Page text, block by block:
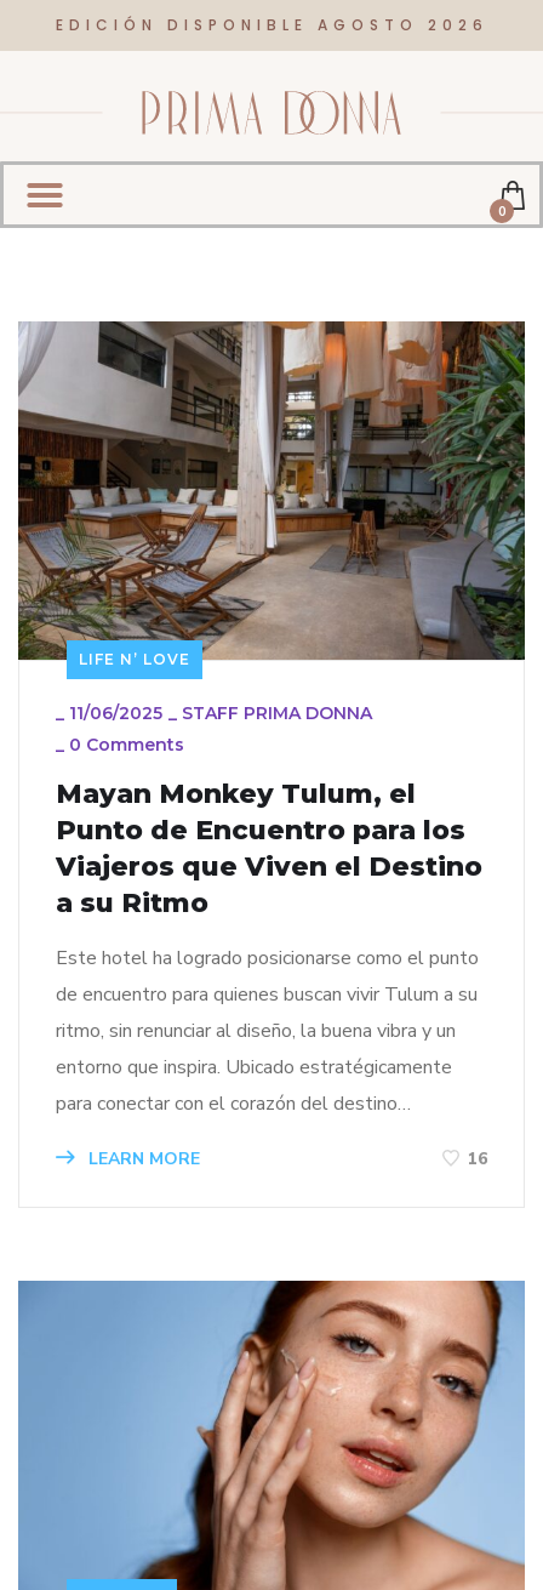
EDICIÓN DISPONIBLE AGOSTO 2026
0
LIFE N’ LOVE
_ 11/06/2025 _ STAFF PRIMA DONNA
_ 0 Comments
Mayan Monkey Tulum, el
Punto de Encuentro para los
Viajeros que Viven el Destino
a su Ritmo
Este hotel ha logrado posicionarse como el punto
de encuentro para quienes buscan vivir Tulum a su
ritmo, sin renunciar al diseño, la buena vibra y un
entorno que inspira. Ubicado estratégicamente
para conectar con el corazón del destino…
LEARN MORE 16